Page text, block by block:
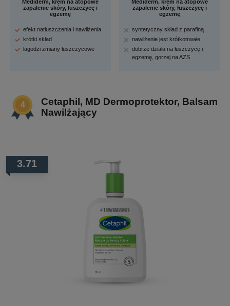
Mediderm, krem na atopowe
zapalenie skóry, łuszczycę i
egzemę
efekt natłuszczenia i nawilżenia
krótki skład
łagodzi zmiany łuszczycowe
Mediderm, krem na atopowe
zapalenie skóry, łuszczycę i
egzemę
syntetyczny skład z parafiną
nawilżenie jest krótkotrwałe
dobrze działa na łuszczycę i
egzemę, gorzej na AZS
Cetaphil, MD Dermoprotektor, Balsam
Nawilżający
3.71